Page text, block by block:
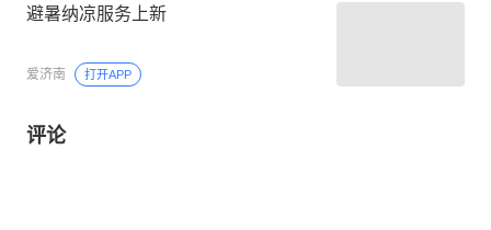
避暑纳凉服务上新
爱济南 打开APP
评论